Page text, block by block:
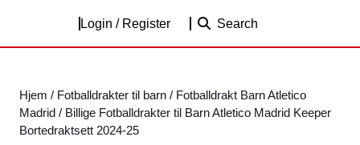
Login / RegisterLogin
Search
Hjem / Fotballdrakter til barn / Fotballdrakt Barn Atletico
Madrid / Billige Fotballdrakter til Barn Atletico Madrid Keeper
Bortedraktsett 2024-25